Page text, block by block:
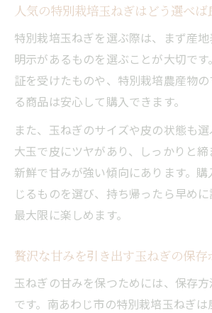
南あわじ市の気候が育む玉
密
こだわりの土づくりが玉ね
理由
特別栽培玉ねぎの品質を保つ
玉ねぎの特徴や旬を知って
人気の玉ねぎ品種が持つ独
特別栽培による玉ねぎの美味し
特別栽培玉ねぎが甘い理由
ぎの旨味
人気の玉ねぎと一般栽培と
特別栽培玉ねぎの安全性や
人気の特別栽培玉ねぎはどう選べば
特別栽培玉ねぎを選ぶ際は、まず産
明示があるものを選ぶことが大切で
証を受けたものや、特別栽培農産物
る商品は安心して購入できます。
また、玉ねぎのサイズや皮の状態も選
大玉で皮にツヤがあり、しっかりと
新鮮で甘みが強い傾向にあります。
じるものを選び、持ち帰ったら早め
最大限に楽しめます。
贅沢な甘みを引き出す玉ねぎの保存
玉ねぎの甘みを保つためには、保存
です。南あわじ市の特別栽培玉ねぎ